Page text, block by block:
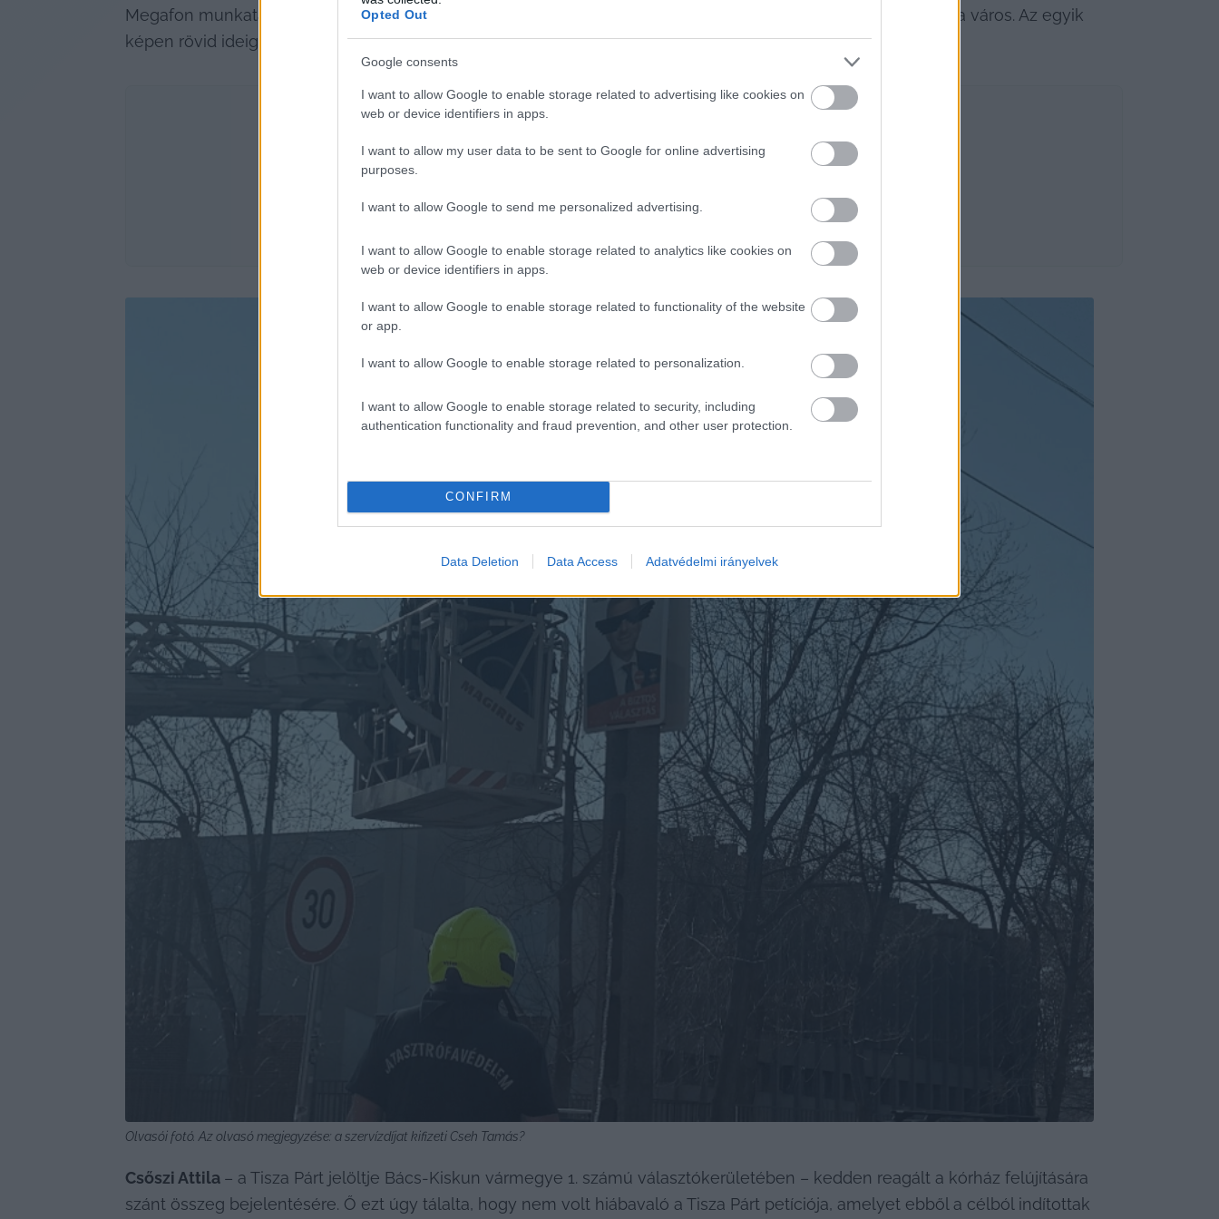
Opted Out
Google consents
I want to allow Google to enable storage related to advertising like cookies on
web or device identifiers in apps.
I want to allow my user data to be sent to Google for online advertising
purposes.
I want to allow Google to send me personalized advertising.
I want to allow Google to enable storage related to analytics like cookies on
web or device identifiers in apps.
I want to allow Google to enable storage related to functionality of the website
or app.
I want to allow Google to enable storage related to personalization.
I want to allow Google to enable storage related to security, including
authentication functionality and fraud prevention, and other user protection.
CONFIRM
Data Deletion Data Access Adatvédelmi irányelvek
Megafon munkatársai, csak néha helyi témákkal is foglalkozik, valamint öltönyben jár és tele van az arcával a város. Az egyik
képen rövid ideig napszemüveg is társult hozzá (ezt a tűzoltók távolították el a plakátról).
HIRDETÉS
Olvasói fotó. Az olvasó megjegyzése: a szervízdíjat kifizeti Cseh Tamás?
Csőszi Attila – a Tisza Párt jelöltje Bács-Kiskun vármegye 1. számú választókerületében – kedden reagált a kórház felújítására
szánt összeg bejelentésére. Ő ezt úgy tálalta, hogy nem volt hiábavaló a Tisza Párt petíciója, amelyet ebből a célból indítottak